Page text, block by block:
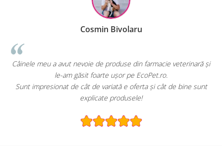
Cosmin Bivolaru
Câinele meu a avut nevoie de produse din farmacie veterinară și
le-am găsit foarte ușor pe EcoPet.ro.
Sunt impresionat de cât de variată e oferta și cât de bine sunt
explicate produsele!